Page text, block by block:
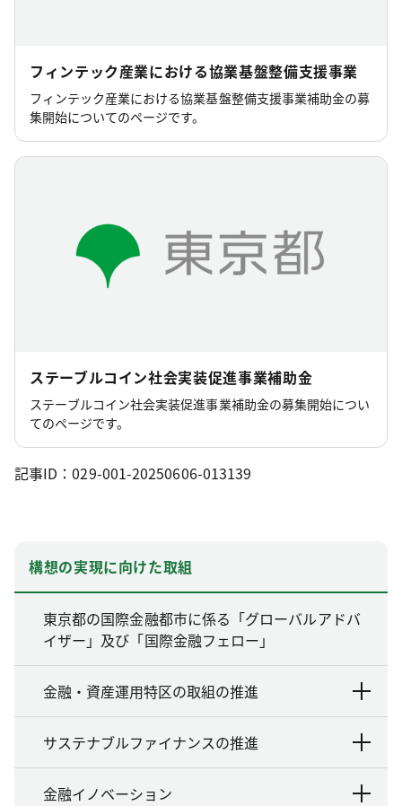
フィンテック産業における協業基盤整備支援事業
フィンテック産業における協業基盤整備支援事業補助金の募
集開始についてのページです。
ステーブルコイン社会実装促進事業補助金
ステーブルコイン社会実装促進事業補助金の募集開始につい
てのページです。
記事ID：029-001-20250606-013139
構想の実現に向けた取組
東京都の国際金融都市に係る「グローバルアドバ
イザー」及び「国際金融フェロー」
金融・資産運用特区の取組の推進
サステナブルファイナンスの推進
金融イノベーション